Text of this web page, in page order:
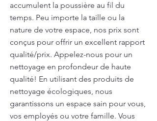
accumulent la poussière au fil du
temps. Peu importe la taille ou la
nature de votre espace, nos prix sont
conçus pour offrir un excellent rapport
qualité/prix. Appelez-nous pour un
nettoyage en profondeur de haute
qualité! En utilisant des produits de
nettoyage écologiques, nous
garantissons un espace sain pour vous,
vos employés ou votre famille. Vous